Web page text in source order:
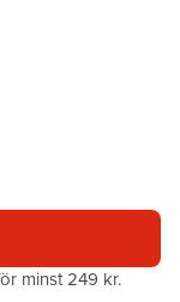
minst 249 kr.